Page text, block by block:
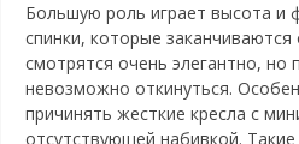
Большую роль играет высота и
спинки, которые
смотрятся очень элегантно, но
невозможно откинуться.
причинять жесткие кресла с
отсутствующей набивкой.